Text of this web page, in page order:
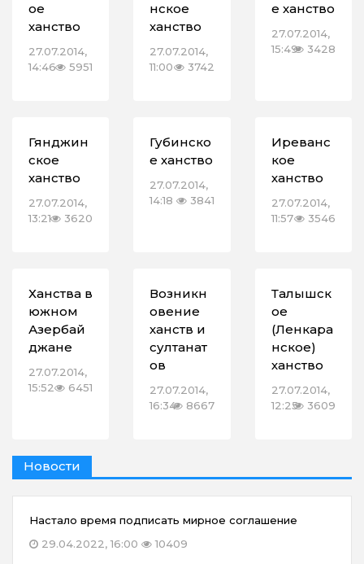
ое
ханство
27.07.2014,
14:46
5951
нское
ханство
27.07.2014,
11:00
3742
е ханство
27.07.2014,
15:49 3428
Гянджин
ское
ханство
27.07.2014,
13:21
3620
Губинско
е ханство
27.07.2014,
14:18
3841
Иреванс
кое
ханство
27.07.2014,
11:57
3546
Ханства в
южном
Азербай
джане
27.07.2014,
15:52
6451
Возникн
овение
ханств и
султанат
ов
27.07.2014,
16:34 8667
Талышск
ое
(Ленкара
нское)
ханство
27.07.2014,
12:25 3609
Новости
Настало время подписать мирное соглашение
29.04.2022, 16:00
10409